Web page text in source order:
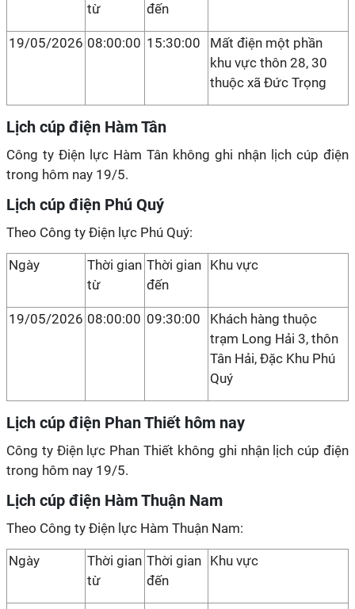
từ
đến
19/05/2026 08:00:00 15:30:00
Mất điện một phần
khu vực thôn 28, 30
thuộc xã Đức Trọng
Lịch cúp điện Hàm Tân
Công ty Điện lực Hàm Tân không ghi nhận lịch cúp điện
trong hôm nay 19/5.
Lịch cúp điện Phú Quý
Theo Công ty Điện lực Phú Quý:
Ngày
Thời gian
từ
Thời gian
đến
Khu vực
19/05/2026 08:00:00 09:30:00
Khách hàng thuộc
trạm Long Hải 3, thôn
Tân Hải, Đặc Khu Phú
Quý
Lịch cúp điện Phan Thiết hôm nay
Công ty Điện lực Phan Thiết không ghi nhận lịch cúp điện
trong hôm nay 19/5.
Lịch cúp điện Hàm Thuận Nam
Theo Công ty Điện lực Hàm Thuận Nam:
Ngày
Thời gian
từ
Thời gian
đến
Khu vực